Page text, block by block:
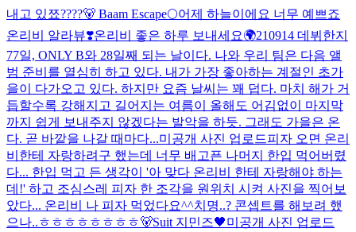
내고 있쬬????🐻 Baam Escape🌕어제 하늘이에요 너무 예쁘죠
온리비 알라뷰❣️온리비 좋은 하루 보내세요🌍210914 데뷔한지
77일, ONLY B와 28일째 되는 날이다. 나와 우리 팀은 다음 앨
범 준비를 열심히 하고 있다. 내가 가장 좋아하는 계절인 초가
을이 다가오고 있다. 하지만 요즘 날씨는 꽤 덥다. 마치 해가 거
듭할수록 강해지고 길어지는 여름이 올해도 어김없이 마지막
까지 쉽게 보내주지 않겠다는 발악을 하듯. 그래도 가을은 온
다. 곧 바깥을 나갈 때마다...미공개 사진 업로드피자 오면 온리
비한테 자랑하려구 했는데 너무 배고픈 나머지 한입 먹어버렸
다... 한입 먹고 든 생각이 '아 맞다 온리비 한테 자랑해야 하는
데!' 하고 조심스레 피자 한 조각을 원위치 시켜 사진을 찍어보
았다... 온리비 나 피자 먹었다요^^치명..? 콘셉트를 해보려 했
으나..ㅎㅎㅎㅎㅎㅎㅎㅎ🐻Suit 지민즈🖤미공개 사진 업로드